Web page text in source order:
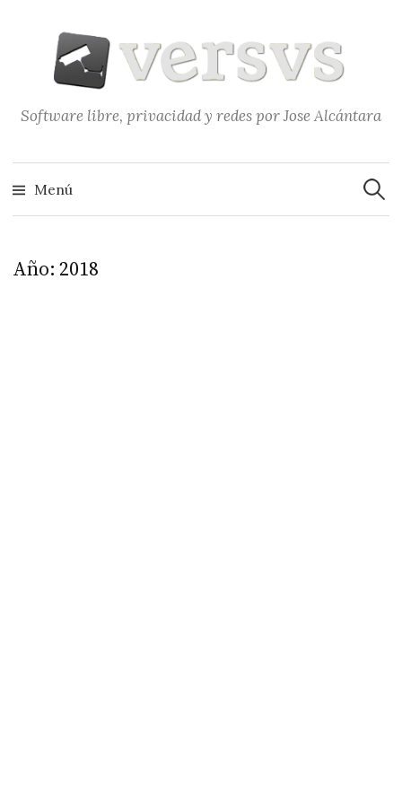
contenido
Software libre, privacidad y redes por Jose Alcántara
Menú
Año:2018